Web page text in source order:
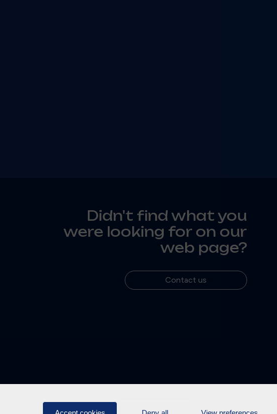
Didn't find what you
were looking for on our
web page?
Contact us